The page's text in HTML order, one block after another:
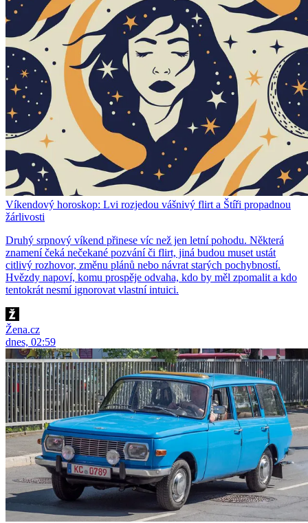
Víkendový horoskop: Lvi rozjedou vášnivý flirt a Štíři propadnou
žárlivosti
Druhý srpnový víkend přinese víc než jen letní pohodu. Některá
znamení čeká nečekané pozvání či flirt, jiná budou muset ustát
citlivý rozhovor, změnu plánů nebo návrat starých pochybností.
Hvězdy napoví, komu prospěje odvaha, kdo by měl zpomalit a kdo
tentokrát nesmí ignorovat vlastní intuici.
Žena.cz
dnes, 02:59